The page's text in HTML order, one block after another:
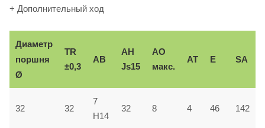
+ Дополнительный ход
Диаметр
поршня
Ø
TR
±0,3
AB
AH
Js15
AO
макс.
AT E SA
32 32
7
H14
32 8 4 46 142